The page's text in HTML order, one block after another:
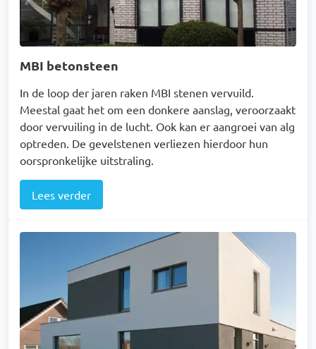
MBI betonsteen
In de loop der jaren raken MBI stenen vervuild.
Meestal gaat het om een donkere aanslag, veroorzaakt
door vervuiling in de lucht. Ook kan er aangroei van alg
optreden. De gevelstenen verliezen hierdoor hun
oorspronkelijke uitstraling.
Lees verder